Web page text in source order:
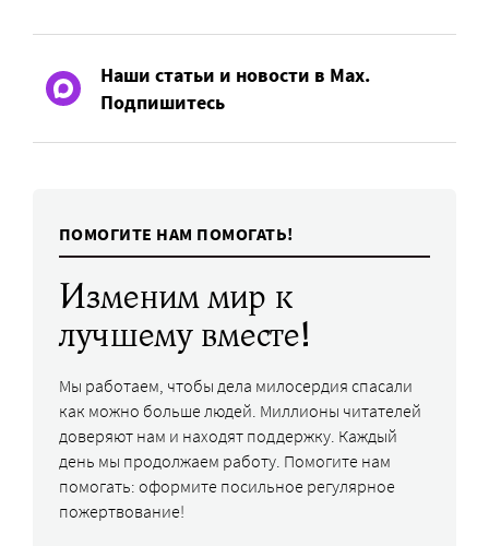
Наши статьи и новости в Max.
Подпишитесь
ПОМОГИТЕ НАМ ПОМОГАТЬ!
Изменим мир к
лучшему вместе!
Мы работаем, чтобы дела милосердия спасали
как можно больше людей. Миллионы читателей
доверяют нам и находят поддержку. Каждый
день мы продолжаем работу. Помогите нам
помогать: оформите посильное регулярное
пожертвование!